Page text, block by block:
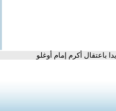
باعتقال أكرم إمام أوغلو